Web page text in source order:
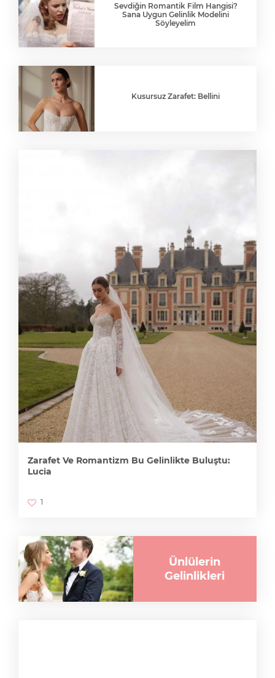
Sevdiğin Romantik Film Hangisi?
Sana Uygun Gelinlik Modelini
Söyleyelim
Kusursuz Zarafet: Bellini
Zarafet Ve Romantizm Bu Gelinlikte Buluştu:
Lucia
1
Ünlülerin
Gelinlikleri